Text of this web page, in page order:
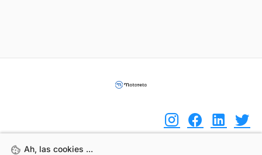
Ah, las cookies ...
Ah, las cookies ...